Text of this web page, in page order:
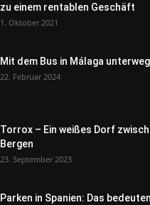
zu einem rentablen Geschäft
1. Oktober 2021
Mit dem Bus in Málaga
22. Februar 2024
Torrox – Ein weißes Dorf
Bergen
23. September 2023
Parken in Spanien: Das